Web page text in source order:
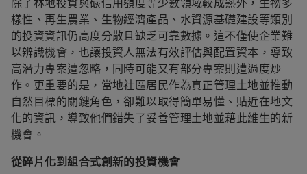
樣性、再生農業、生物經濟產品、水資源基礎建設等類別
的投資資訊仍高度分散且缺乏可靠數據。這不僅使企業難
以辨識機會，也讓投資人無法有效評估與配置資本，導致
高潛力專案遭忽略，同時可能又有部分專案則遭過度炒
作。更重要的是，當地社區居民作為真正管理土地並推動
自然目標的關鍵角色，卻難以取得簡單易懂、貼近在地文
化的資訊，導致他們錯失了妥善管理土地並藉此維生的新
機會。
從碎片化到組合式創新的投資機會